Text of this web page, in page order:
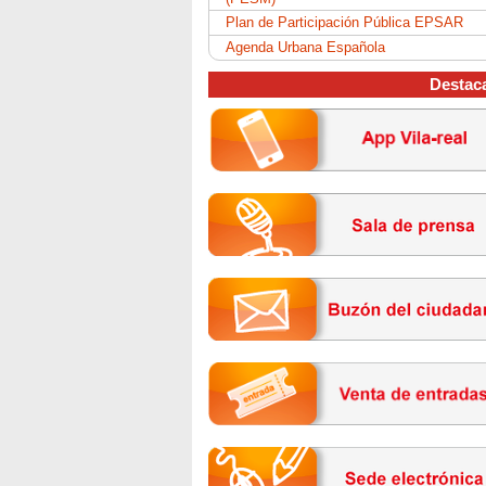
Plan de Participación Pública EPSAR
Agenda Urbana Española